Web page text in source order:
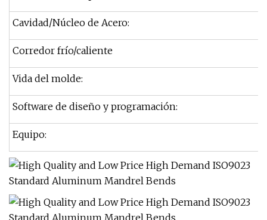
Cavidad/Núcleo de Acero:
Corredor frío/caliente
Vida del molde:
Software de diseño y programación:
Equipo: